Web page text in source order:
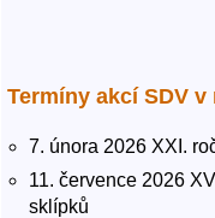
Termíny akcí SDV v
7. února 2026 XXI.
11. července 2026
sklípků